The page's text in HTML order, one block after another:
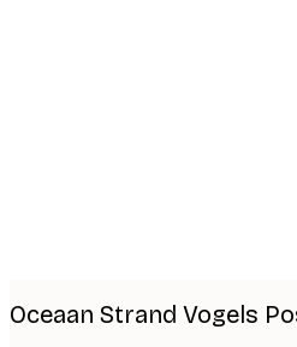
Oceaan Strand Vogels